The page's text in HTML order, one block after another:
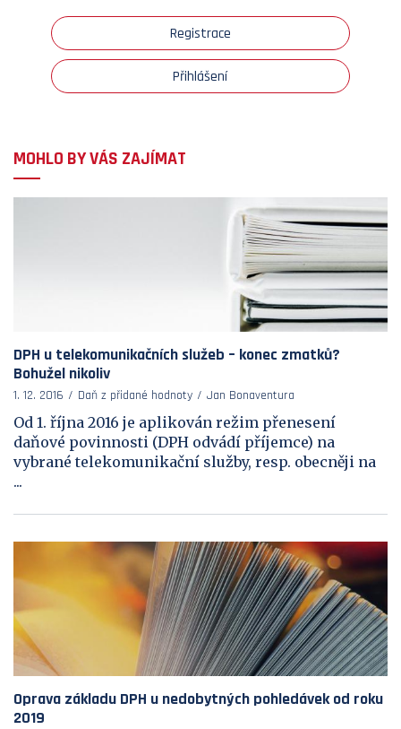
Registrace
Přihlášení
MOHLO BY VÁS ZAJÍMAT
DPH u telekomunikačních služeb – konec zmatků?
Bohužel nikoliv
1. 12. 2016 Daň z přidané hodnoty Jan Bonaventura
Od 1. října 2016 je aplikován režim přenesení
daňové povinnosti (DPH odvádí příjemce) na
vybrané telekomunikační služby, resp. obecněji na
...
Oprava základu DPH u nedobytných pohledávek od roku
2019